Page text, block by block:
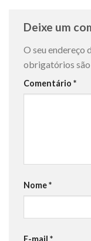
Deixe um
O seu endereço
obrigatórios
Comentário *
Nome*